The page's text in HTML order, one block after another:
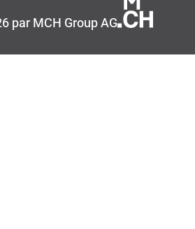
par MCH Group AG